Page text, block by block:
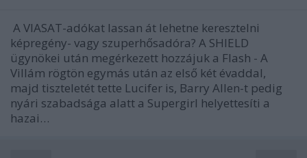
A VIASAT-adókat lassan át lehetne keresztelni
képregény- vagy szuperhősadóra? A SHIELD
ügynökei után megérkezett hozzájuk a Flash - A
Villám rögtön egymás után az első két évaddal,
majd tiszteletét tette Lucifer is, Barry Allen-t pedig
nyári szabadsága alatt a Supergirl helyettesíti a
hazai…